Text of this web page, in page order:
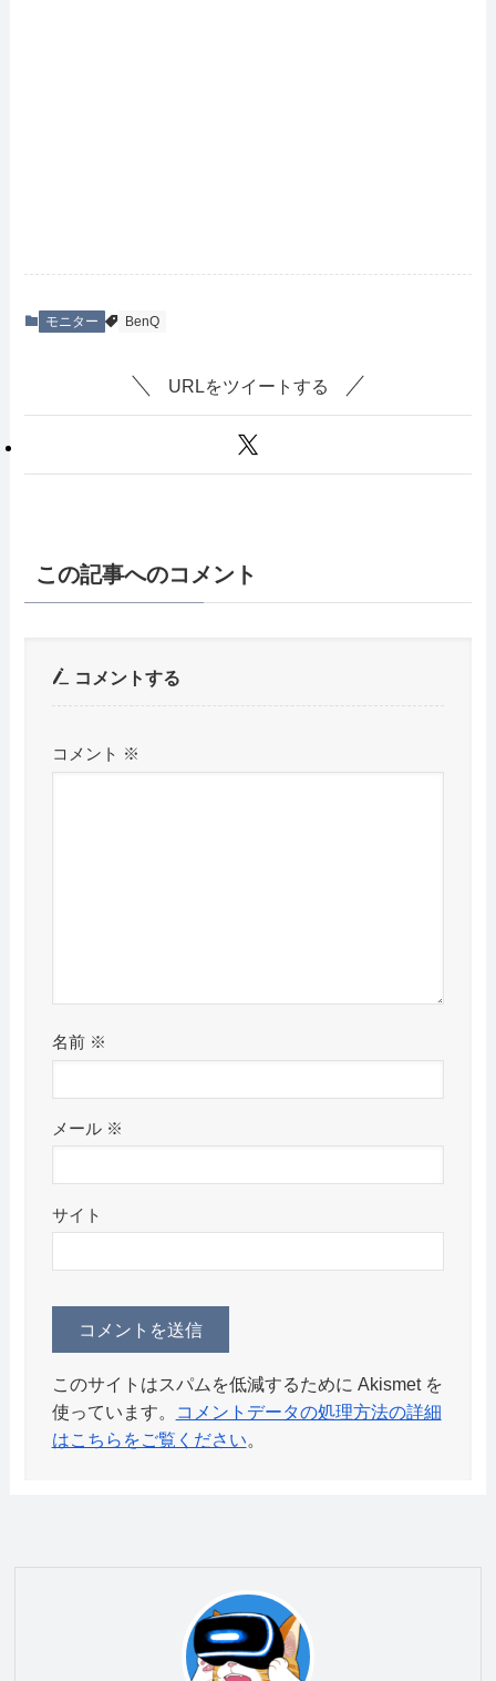
モニター BenQ
URLをツイートする
この記事へのコメント
コメントする
コメント ※
名前 ※
メール ※
サイト
このサイトはスパムを低減するために Akismet を
使っています。
コメントデータの処理方法の詳細
はこちらをご覧ください。